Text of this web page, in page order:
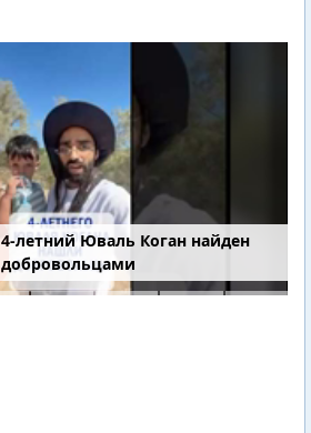
4-летний Юваль Коган найден
добровольцами